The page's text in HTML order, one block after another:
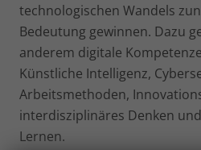
technologischen Wandels
Bedeutung gewinnen. Dazu
anderem digitale
Künstliche Intelligenz,
Arbeitsmethoden,
interdisziplinäres Denken
Lernen.